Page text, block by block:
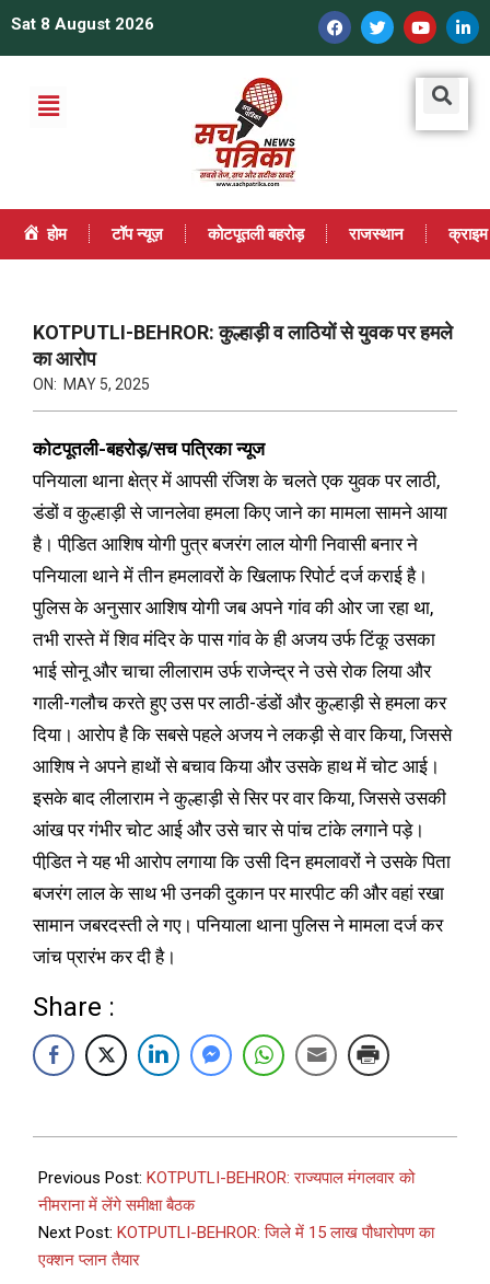
Sat 8 August 2026
होम टॉप न्यूज़ कोटपूतली बहरोड़ राजस्थान क्राइम
KOTPUTLI-BEHROR: कुल्हाड़ी व लाठियों से युवक पर हमले
का आरोप
ON: MAY 5, 2025
कोटपूतली-बहरोड़/सच पत्रिका न्यूज
पनियाला थाना क्षेत्र में आपसी रंजिश के चलते एक युवक पर लाठी,
डंडों व कुल्हाड़ी से जानलेवा हमला किए जाने का मामला सामने आया
है। पीडि़त आशिष योगी पुत्र बजरंग लाल योगी निवासी बनार ने
पनियाला थाने में तीन हमलावरों के खिलाफ रिपोर्ट दर्ज कराई है।
पुलिस के अनुसार आशिष योगी जब अपने गांव की ओर जा रहा था,
तभी रास्ते में शिव मंदिर के पास गांव के ही अजय उर्फ टिंकू उसका
भाई सोनू और चाचा लीलाराम उर्फ राजेन्द्र ने उसे रोक लिया और
गाली-गलौच करते हुए उस पर लाठी-डंडों और कुल्हाड़ी से हमला कर
दिया। आरोप है कि सबसे पहले अजय ने लकड़ी से वार किया, जिससे
आशिष ने अपने हाथों से बचाव किया और उसके हाथ में चोट आई।
इसके बाद लीलाराम ने कुल्हाड़ी से सिर पर वार किया, जिससे उसकी
आंख पर गंभीर चोट आई और उसे चार से पांच टांके लगाने पड़े।
पीडि़त ने यह भी आरोप लगाया कि उसी दिन हमलावरों ने उसके पिता
बजरंग लाल के साथ भी उनकी दुकान पर मारपीट की और वहां रखा
सामान जबरदस्ती ले गए। पनियाला थाना पुलिस ने मामला दर्ज कर
जांच प्रारंभ कर दी है।
Share :
Previous Post: KOTPUTLI-BEHROR: राज्यपाल मंगलवार को
नीमराना में लेंगे समीक्षा बैठक
Next Post: KOTPUTLI-BEHROR: जिले में 15 लाख पौधारोपण का
एक्शन प्लान तैयार